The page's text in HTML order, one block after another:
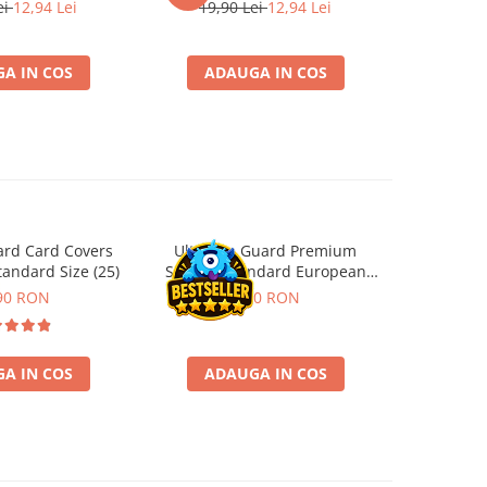
12,94 Lei
IN COS
19,90 Lei12,94 Lei
ADAUGA IN COS
Card Covers
Size (25)
RON
IN COS
Ultimate Guard Premium
Sleeves Standard European
Board Game Size (50)
9,90 RON
ADAUGA IN COS